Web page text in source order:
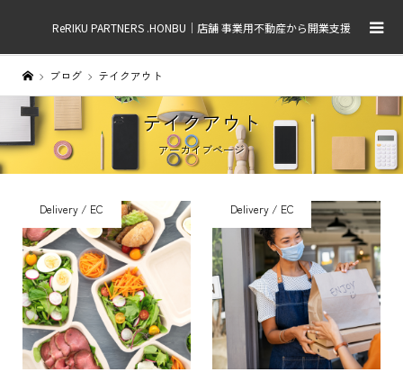
ReRIKU PARTNERS .HONBU｜店舗 事業用不動産から開業支援
ブログ テイクアウト
テイクアウト
アーカイブページ
Delivery / EC Delivery / EC